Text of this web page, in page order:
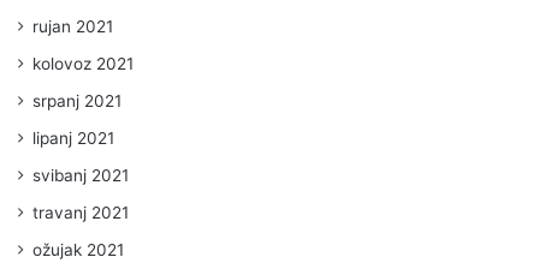
rujan 2021
kolovoz 2021
srpanj 2021
lipanj 2021
svibanj 2021
travanj 2021
ožujak 2021